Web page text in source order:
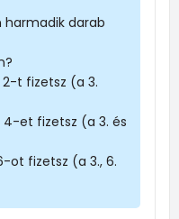
harmadik darab
t fizetsz (a 3.
4-et fizetsz (a 3. és
ot fizetsz (a 3., 6.